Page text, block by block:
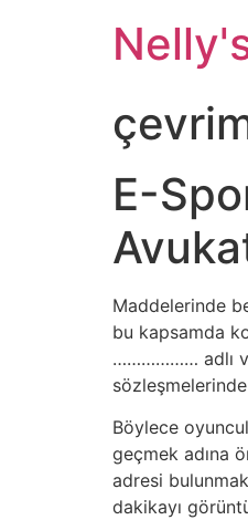
E-
Maddelerinde
bu kapsamda
……………… adlı
Böylece
geçmek adına
adresi
dakikayı